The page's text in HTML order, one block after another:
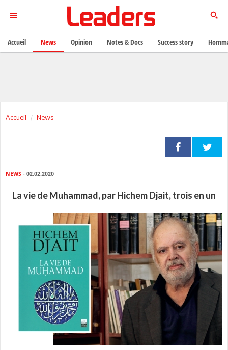
Accueil News
NEWS - 02.02.2020
La vie de Muhammad, par Hichem Djait, trois en un
Accueil News Opinion Notes & Docs Success story